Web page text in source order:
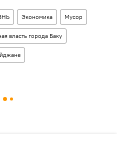
Экономика Мусор
власть города Баку